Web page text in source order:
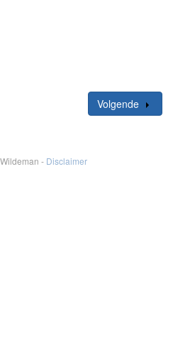
Volgende
- Disclaimer